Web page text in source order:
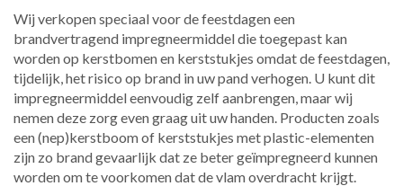
Wij verkopen speciaal voor de feestdagen een
brandvertragend impregneermiddel die toegepast kan
worden op kerstbomen en kerststukjes omdat de feestdagen,
tijdelijk, het risico op brand in uw pand verhogen. U kunt dit
impregneermiddel eenvoudig zelf aanbrengen, maar wij
nemen deze zorg even graag uit uw handen. Producten zoals
een (nep)kerstboom of kerststukjes met plastic-elementen
zijn zo brand gevaarlijk dat ze beter geïmpregneerd kunnen
worden om te voorkomen dat de vlam overdracht krijgt.